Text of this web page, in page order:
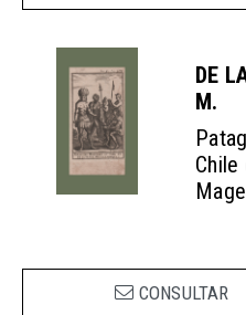
DE
M.
CONSULTAR